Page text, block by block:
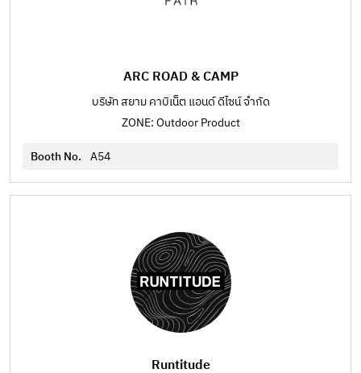
ARC ROAD & CAMP
บริษัท สยาม คาบิเน็ต แอนด์ ดีไซน์ จำกัด
ZONE: Outdoor Product
Booth No. A54
Runtitude